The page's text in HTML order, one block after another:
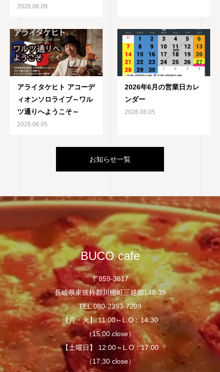
2026.06.09
アライタケヒト アコーデ
ィオンソロライブ～ワル
ツ通りへようこそ～
2026.06.05
2026年6月の営業日カレ
ンダー
2026.06.05
お知らせ一覧
BUCO cafe
〒859-3617
長崎県東彼杵郡川棚町三越郷140-39
TEL.080-2393-7209
【月・火】 11:00～L.O：14:30
（15:00 close）
【土曜日】 12:00～L.O：17:00
（17:30 close）